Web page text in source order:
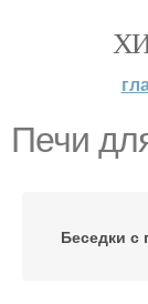
Печи
Беседки с